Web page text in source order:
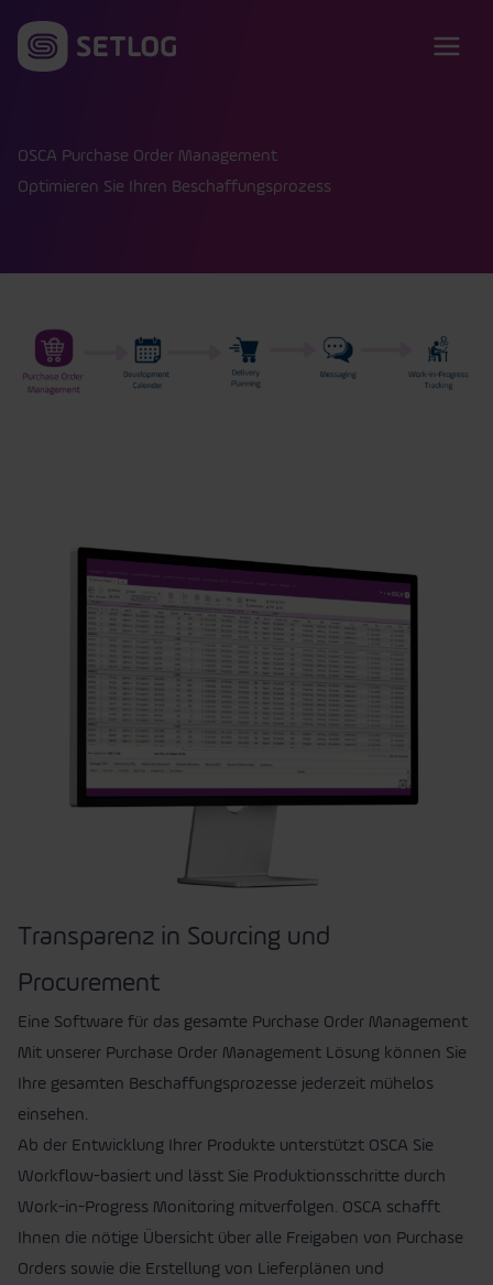
OSCA Purchase Order Management
Optimieren Sie Ihren Beschaffungsprozess
Transparenz in Sourcing und
Procurement
Eine Software für das gesamte Purchase Order Management
Mit unserer Purchase Order Management Lösung können Sie
Ihre gesamten Beschaffungsprozesse jederzeit mühelos
einsehen.
Ab der Entwicklung Ihrer Produkte unterstützt OSCA Sie
Workflow-basiert und lässt Sie Produktionsschritte durch
Work-in-Progress Monitoring mitverfolgen. OSCA schafft
Ihnen die nötige Übersicht über alle Freigaben von Purchase
Orders sowie die Erstellung von Lieferplänen und